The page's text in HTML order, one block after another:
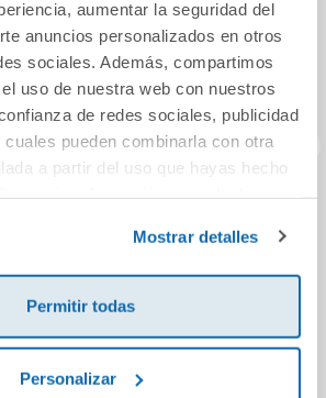
aumentar la seguridad del
anuncios personalizados en otros
sociales. Además, compartimos
uso de nuestra web con nuestros
de redes sociales, publicidad
pueden combinarla con otra
a partir del uso que hayas hecho
Mostrar detalles
Permitir todas
Personalizar
Diana 2 en 1
sobremesa y pared
Comprar
Set